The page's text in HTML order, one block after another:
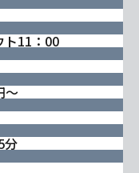
ト11：00
～
分